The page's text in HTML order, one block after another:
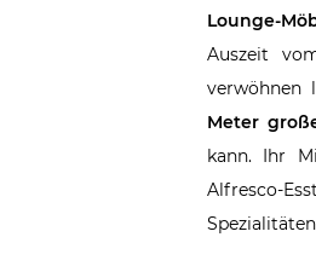
Lounge-
Auszeit
verwöhnen
Meter
kann. Ihr
Alfresco-